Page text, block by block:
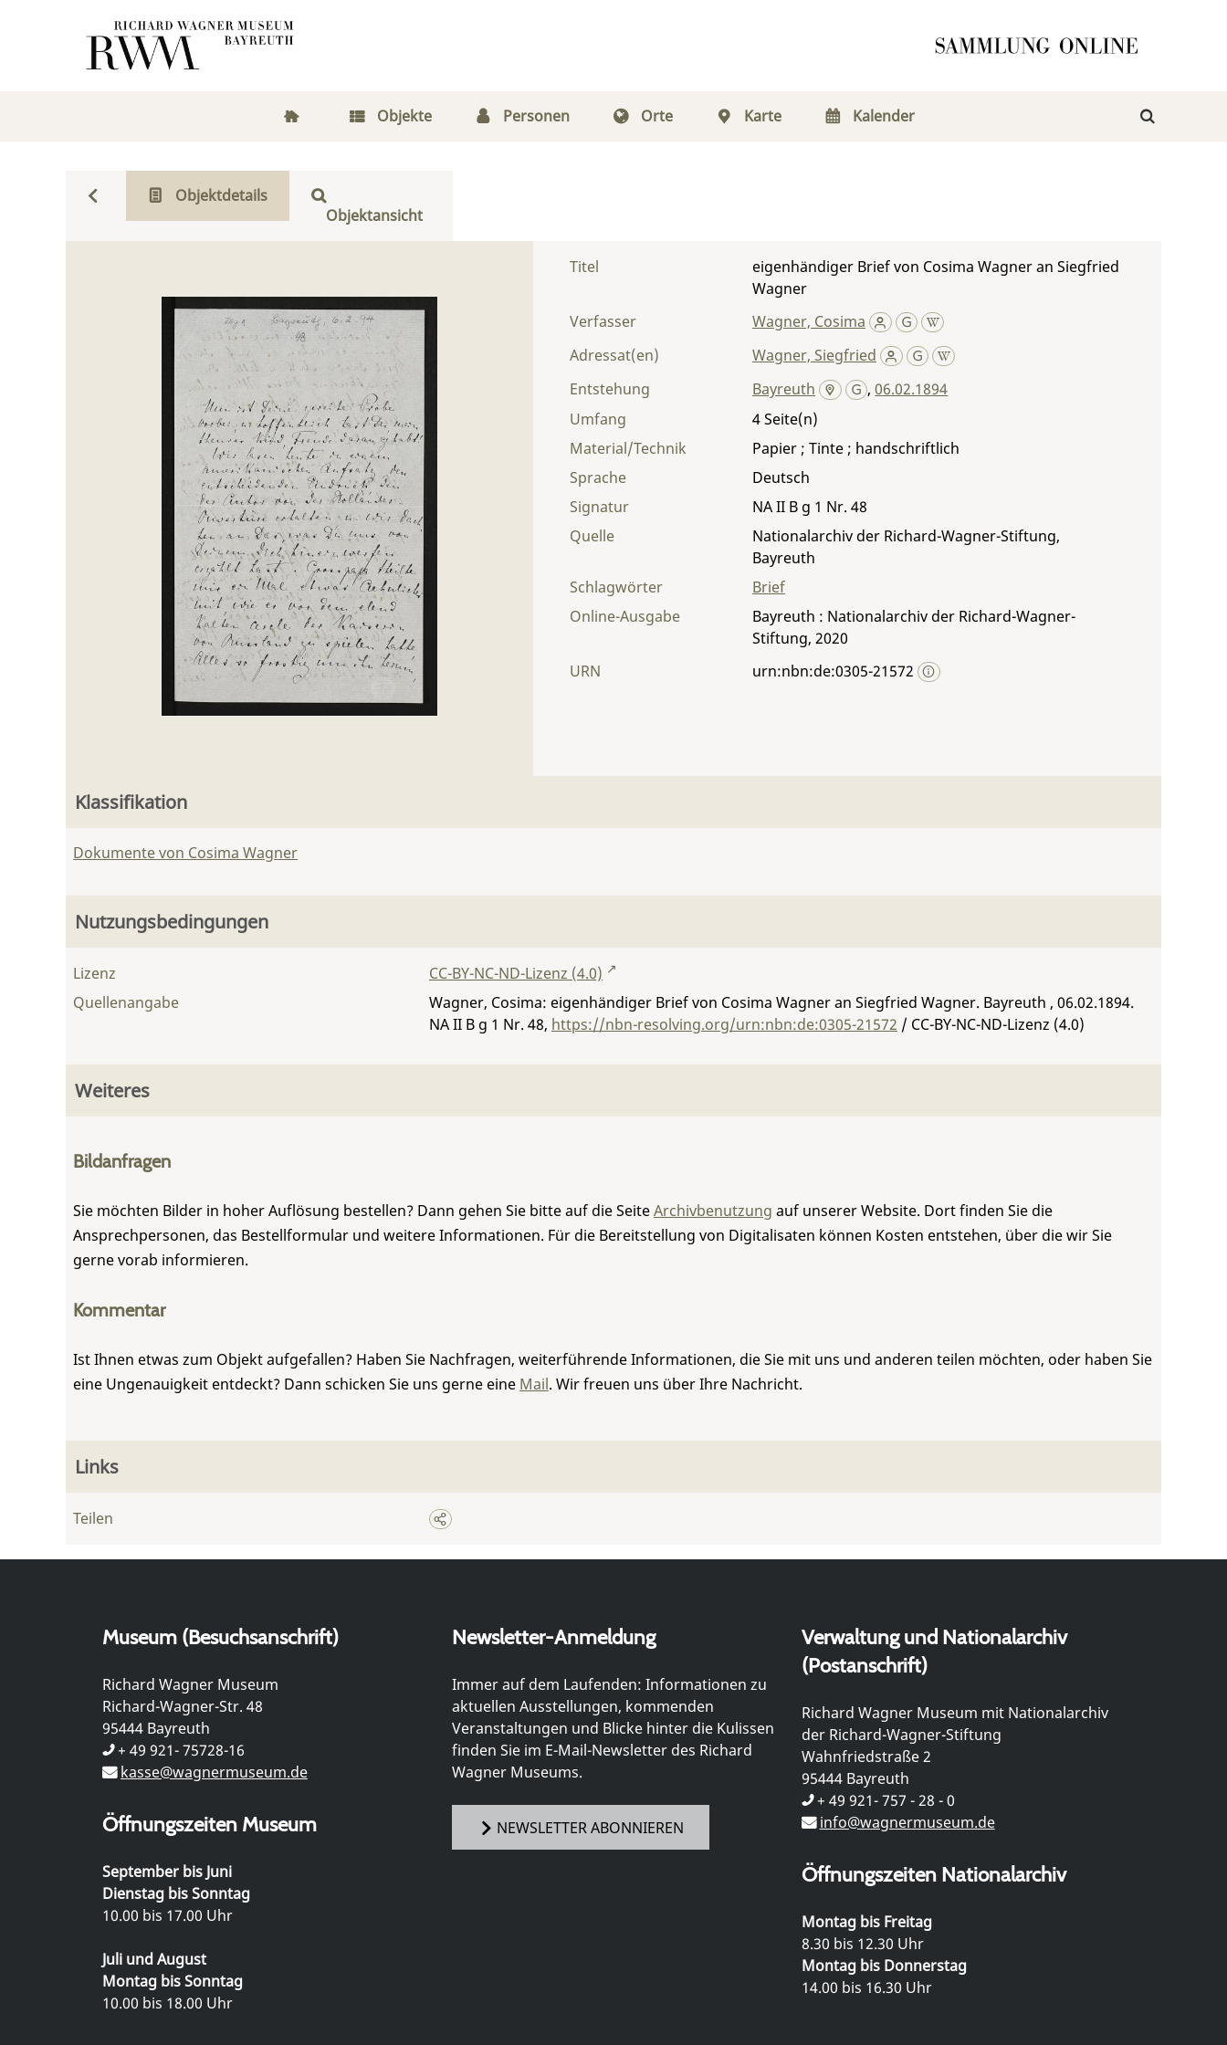
Objekte Personen Orte Karte Kalender
Objektdetails
Objektansicht
Titel
eigenhändiger Brief von Cosima Wagner an Siegfried
Wagner
Verfasser
Wagner, Cosima
Adressat(en)
Wagner, Siegfried
Entstehung
Bayreuth ,06.02.1894
Umfang
4
Material/Technik
Papier ; Tinte ; handschriftlich
Sprache
Deutsch
Signatur
NA II B g 1 Nr. 48
Quelle
Nationalarchiv der Richard-Wagner-Stiftung,
Bayreuth
Schlagwörter
Brief
Online-Ausgabe
Bayreuth : Nationalarchiv der Richard-Wagner-
Stiftung, 2020
URN
urn:nbn:de:0305-21572
Klassifikation
Dokumente von Cosima Wagner
Nutzungsbedingungen
Lizenz
CC-BY-NC-ND-Lizenz (4.0)
Quellenangabe
Wagner, Cosima: eigenhändiger Brief von Cosima Wagner an Siegfried Wagner. Bayreuth , 06.02.1894.
NA II B g 1 Nr. 48, https://nbn-resolving.org/urn:nbn:de:0305-21572 / CC-BY-NC-ND-Lizenz (4.0)
Weiteres
Bildanfragen
Sie möchten Bilder in hoher Auflösung bestellen? Dann gehen Sie bitte auf die SeiteArchivbenutzung auf unserer Website. Dort finden Sie die
Ansprechpersonen, das Bestellformular und weitere Informationen. Für die Bereitstellung von Digitalisaten können Kosten entstehen, über die wir Sie
gerne vorab informieren.
Kommentar
Ist Ihnen etwas zum Objekt aufgefallen? Haben Sie Nachfragen, weiterführende Informationen, die Sie mit uns und anderen teilen möchten, oder haben Sie
eine Ungenauigkeit entdeckt? Dann schicken Sie uns gerne eine Mail. Wir freuen uns über Ihre Nachricht.
Links
Teilen
Museum (Besuchsanschrift)
Richard Wagner Museum
Richard-Wagner-Str. 48
95444 Bayreuth
+ 49 921- 75728-16
kasse@wagnermuseum.de
Öffnungszeiten Museum
September bis Juni
Dienstag bis Sonntag
10.00 bis 17.00 Uhr
Juli und August
Montag bis Sonntag
10.00 bis 18.00 Uhr
Newsletter-Anmeldung
Immer auf dem Laufenden: Informationen zu
aktuellen Ausstellungen, kommenden
Veranstaltungen und Blicke hinter die Kulissen
finden Sie im E-Mail-Newsletter des Richard
Wagner Museums.
NEWSLETTER ABONNIEREN
Verwaltung und Nationalarchiv
(Postanschrift)
Richard Wagner Museum mit Nationalarchiv
der Richard-Wagner-Stiftung
Wahnfriedstraße 2
95444 Bayreuth
+ 49 921- 757 - 28 - 0
info@wagnermuseum.de
Öffnungszeiten Nationalarchiv
Montag bis Freitag
8.30 bis 12.30 Uhr
Montag bis Donnerstag
14.00 bis 16.30 Uhr